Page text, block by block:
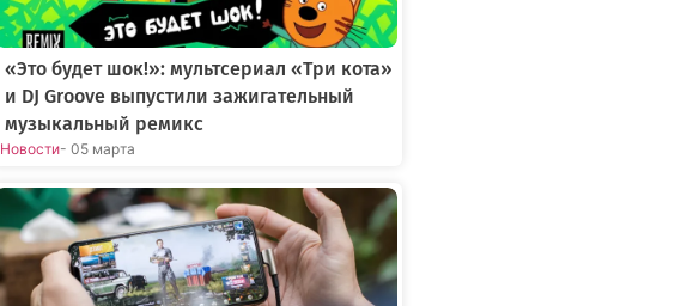
«Это будет шок!»: мультсериал «Три кота»
и DJ Groove выпустили зажигательный
музыкальный ремикс
Новости- 05 марта